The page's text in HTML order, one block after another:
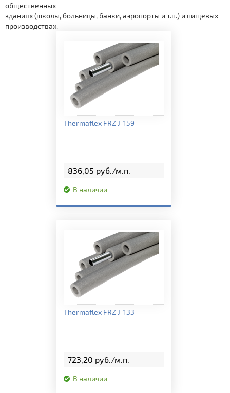
Монтажные аксессуары
общественных
зданиях (школы, больницы, банки, аэропорты и т.п.) и пищевых
производствах.
Подробная информация
Thermaflex FRZ J-159
836,05 руб./м.п.
В наличии
Подробная информация
Thermaflex FRZ J-133
723,20 руб./м.п.
В наличии